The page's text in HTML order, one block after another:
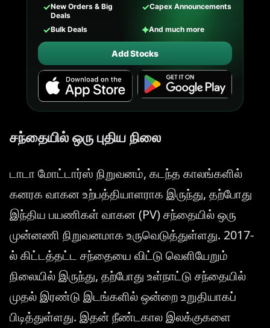
✓New Orders & Big
Deals
✓Capex Announcements
✓Bulk Deals ✦And much more
Add Stocks
சந்தையில் ஒரு புதிய நிலை
டாடா மோட்டார்ஸ் நிறுவனம், கடந்த காலங்களில்
கனரக வாகன உற்பத்தியாளராக இருந்து, தற்போது
இந்திய பயணிகள் வாகன (PV) சந்தையில் ஒரு
முன்னணி நிறுவனமாக உருவெடுத்துள்ளது. 2017-
ல் கிட்டத்தட்ட சந்தையை விட்டு வெளியேறும்
நிலையில் இருந்து, தற்போது உள்நாட்டு சந்தையில்
முதல் இரண்டு இடங்களில் ஒன்றை உறுதியாகப்
பிடித்துள்ளது. இதன் நீண்டகால இலக்குகளை